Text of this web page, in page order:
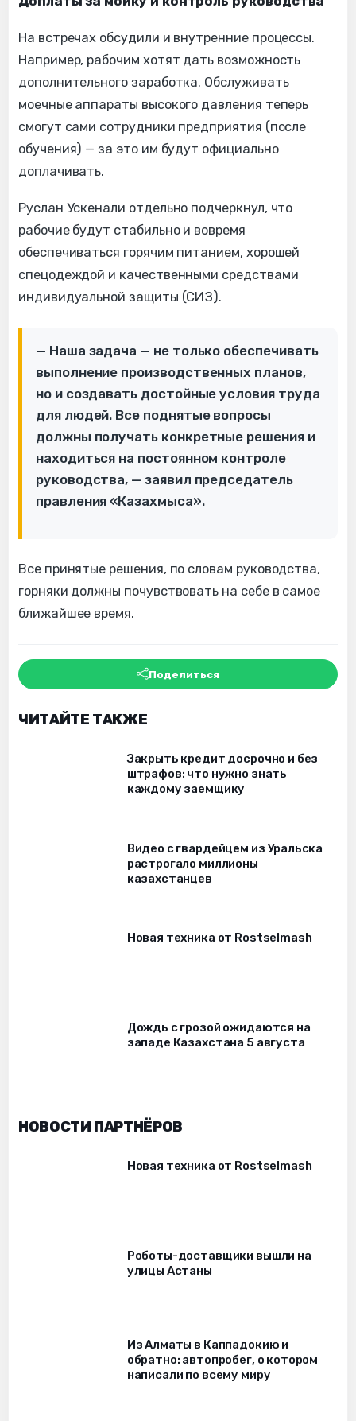
На встречах обсудили и внутренние процессы.
Например, рабочим хотят дать возможность
дополнительного заработка. Обслуживать
моечные аппараты высокого давления теперь
смогут сами сотрудники предприятия (после
обучения) — за это им будут официально
доплачивать.
Руслан Ускенали отдельно подчеркнул, что
рабочие будут стабильно и вовремя
обеспечиваться горячим питанием, хорошей
спецодеждой и качественными средствами
индивидуальной защиты (СИЗ).
— Наша задача — не только обеспечивать
выполнение производственных планов,
но и создавать достойные условия труда
для людей. Все поднятые вопросы
должны получать конкретные решения и
находиться на постоянном контроле
руководства, — заявил председатель
правления «Казахмыса».
Все принятые решения, по словам руководства,
горняки должны почувствовать на себе в самое
ближайшее время.
Поделиться
ЧИТАЙТЕ ТАКЖЕ
Закрыть кредит досрочно и без
штрафов: что нужно знать
каждому заемщику
Видео с гвардейцем из Уральска
растрогало миллионы
казахстанцев
Новая техника от Rostselmash
Дождь с грозой ожидаются на
западе Казахстана 5 августа
НОВОСТИ ПАРТНЁРОВ
Новая техника от Rostselmash
Роботы-доставщики вышли на
улицы Астаны
Из Алматы в Каппадокию и
обратно: автопробег, о котором
написали по всему миру